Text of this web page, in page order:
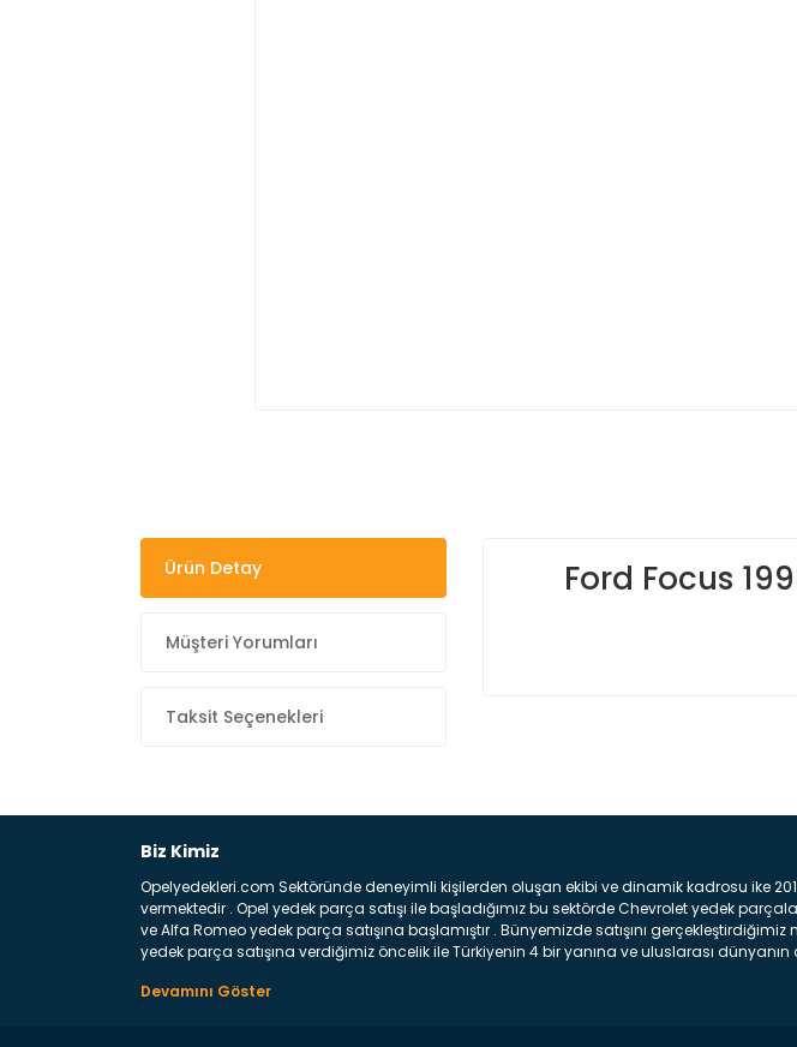
Ürün Detay
Müşteri Yorumları
Taksit Seçenekleri
Ford Focus
Biz Kimiz
Opelyedekleri.com Sektöründe deneyimli kişilerden oluşan ekibi ve dinamik kadrosu ike
vermektedir . Opel yedek parça satışı ile başladığımız bu sektörde Chevrolet yedek
ve Alfa Romeo yedek parça satışına başlamıştır . Bünyemizde satışını
yedek parça satışına verdiğimiz öncelik ile Türkiyenin 4 bir yanına ve uluslarası
belirttiğimiz parçalar sizlere fikir sağlayacaktır. Ön Tampon : Aracınızın ön kısmında